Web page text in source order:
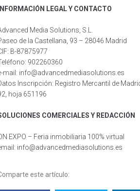
INFORMACIÓN LEGAL Y CONTACTO
Media Solutions, S.L.
de la Castellana, 93 – 28046 Madrid
B-87875977
902260360
mail: info@advancedmediasolutions.es
Inscripción: Registro Mercantil de
hoja 651196
COMERCIALES Y REDACCIÓN
EXPO – Feria inmobiliaria 100% virtual
info@advancedmediasolutions.es
este artículo: